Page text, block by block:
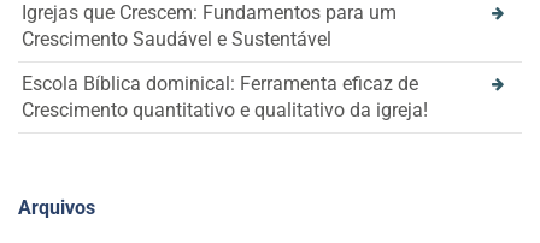
Igrejas que Crescem: Fundamentos para um
Crescimento Saudável e Sustentável
Escola Bíblica dominical: Ferramenta eficaz de
Crescimento quantitativo e qualitativo da igreja!
Arquivos